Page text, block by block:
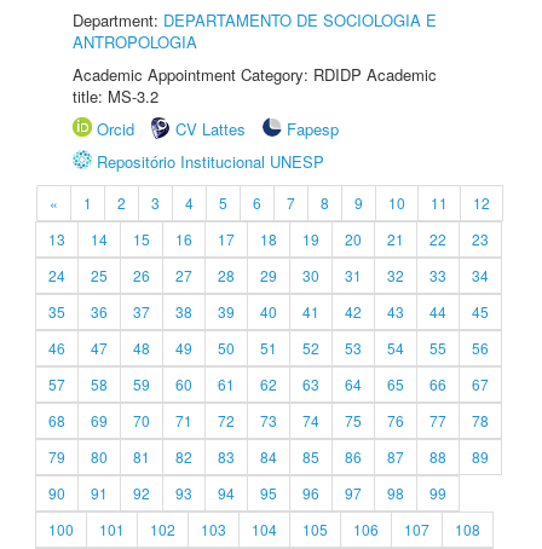
Department: DEPARTAMENTO DE SOCIOLOGIA E
ANTROPOLOGIA
Academic Appointment Category: RDIDP Academic
title: MS-3.2
Orcid
CV Lattes
Fapesp
Repositório Institucional UNESP
« 1 2 3 4 5 6 7 8 9 10 11
12
13
14 15 16 17 18 19 20 21 22
23
24
25 26 27 28 29 30 31 32 33
34
35
36 37 38 39 40 41 42 43 44
45
46
47 48 49 50 51 52 53 54 55
56
57
58 59 60 61 62 63 64 65 66
67
68
69 70 71 72 73 74 75 76 77
78
79
80 81 82 83 84 85 86 87 88
89
90
91 92 93 94 95 96 97 98
99
100
101 102 103 104 105 106 107
108